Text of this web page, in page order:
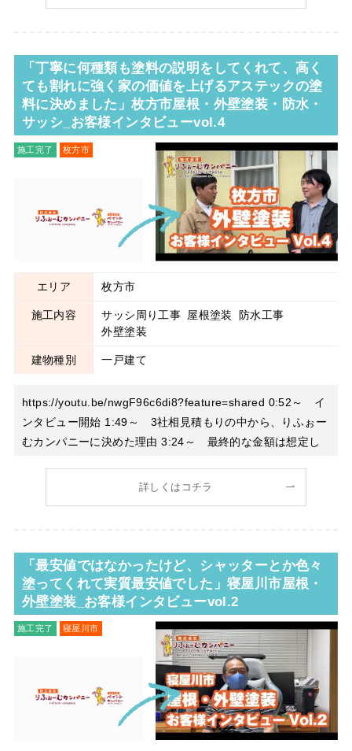
「丁寧に何種類も塗料の説明をしてくれて、高く
ても割れに強く家の価値を上げるアステックの塗
料に決めました」枚方市屋根・外壁塗装・防水・
サッシ_お客様インタビューvol.4
施工完了
枚方市
エリア 枚方市
施工内容 サッシ周り工事 屋根塗装
防水工事
外壁塗装
建物種別 一戸建て
https://youtu.be/nwgF96c6di8?feature=shared 0:52～ イ
ンタビュー開始 1:49～ 3社相見積もりの中から、りふぉー
むカンパニーに決めた理由 3:24～ 最終的な金額は想定し
想 5:33～ さらに忌憚のないご感
詳しくはコチラ
「最安値ではなかったけど、シャッターとか色々
塗ってくれて実質最安値でした」寝屋川市屋根・
外壁塗装_お客様インタビューvol.2
施工完了
寝屋川市